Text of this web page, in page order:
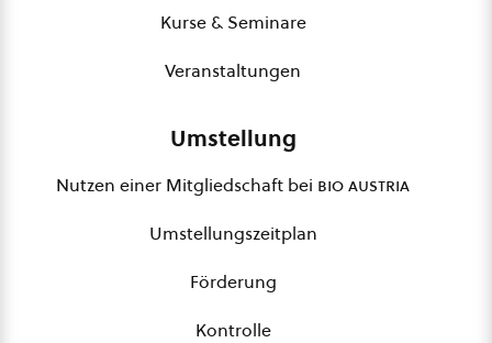
Kurse & Seminare
Veranstaltungen
Umstellung
Nutzen einer Mitgliedschaft bei bio austria
Umstellungszeitplan
Förderung
Kontrolle